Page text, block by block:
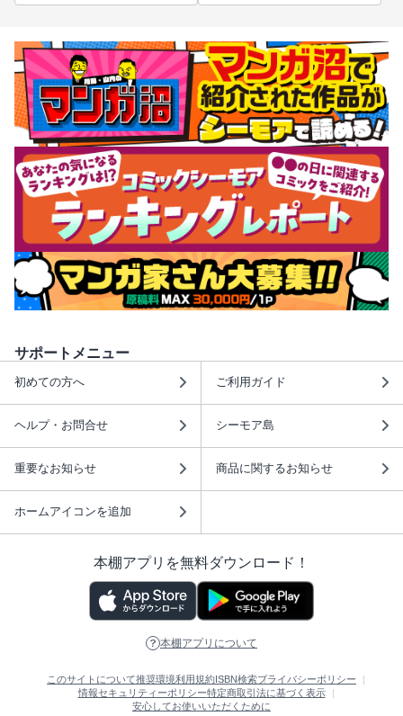
サポートメニュー
初めての方へ ご利用ガイド
ヘルプ・お問合せ シーモア島
重要なお知らせ 商品に関するお知らせ
ホームアイコンを追加
本棚アプリを無料ダウンロード！
本棚アプリについて
このサイトについて推奨環境利用規約ISBN検索プライバシーポリシー
情報セキュリティーポリシー特定商取引法に基づく表示
安心してお使いいただくために